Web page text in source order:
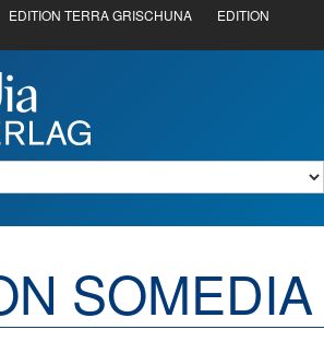
EDITION TERRA GRISCHUNA
EDITION
SOMEDIA